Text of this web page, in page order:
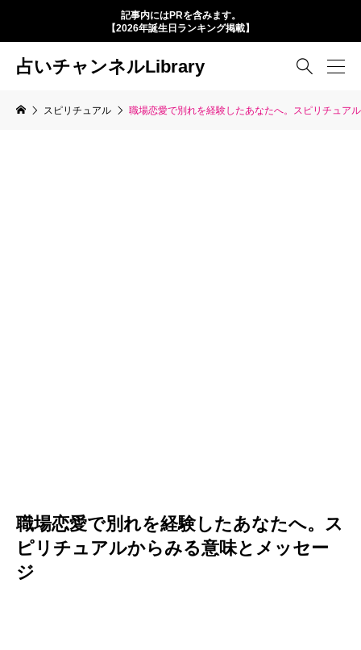
記事内にはPRを含みます。
【2026年誕生日ランキング掲載】
占いチャンネルLibrary 
スピリチュアル 職場恋愛で別れを経験したあなたへ。スピリチュア
職場恋愛で別れを経験したあなたへ。ス
ピリチュアルからみる意味とメッセー
ジ